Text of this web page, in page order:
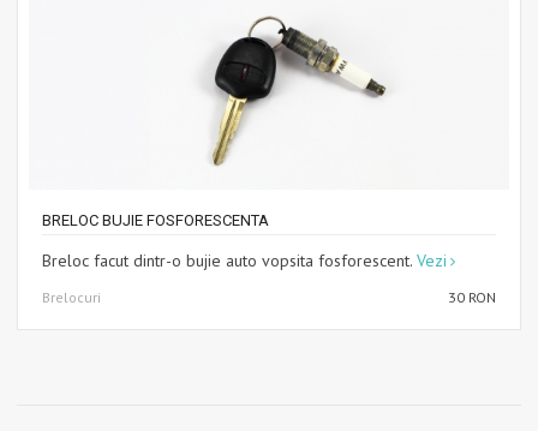
BRELOC BUJIE FOSFORESCENTA
Breloc facut dintr-o bujie auto vopsita fosforescent. Vezi
Brelocuri 30 RON